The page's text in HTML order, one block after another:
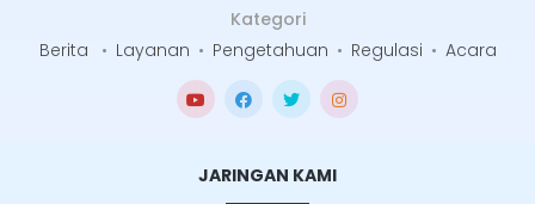
Kategori
Berita
• Layanan • Pengetahuan • Regulasi • Acara
JARINGAN KAMI